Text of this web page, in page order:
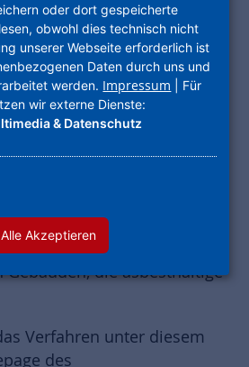
Ausbau von Asbest oder
ist sehr aufwendig und
relativ junge, behördlich
Verfahren – gemeinsam
und der SES
GmbH –
2020 ein
von asbesthaltigem
und
Das gilt auch
die asbesthaltige
Verfahren unter diesem
des
oder dort gespeicherte
obwohl dies technisch nicht
unserer Webseite erforderlich ist
Daten durch uns und
werden. Impressum | Für
wir externe Dienste:
& Datenschutz
Alle Akzeptieren